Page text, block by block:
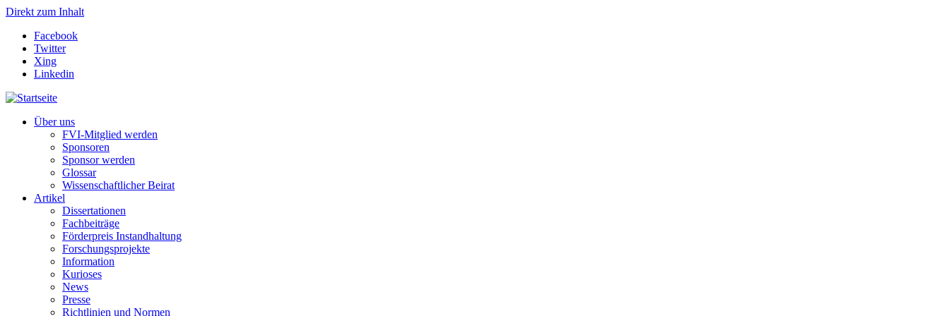
Direkt zum Inhalt
Facebook
Twitter
Xing
Linkedin
Über uns
FVI-Mitglied werden
Sponsoren
Sponsor werden
Glossar
Wissenschaftlicher Beirat
Artikel
Dissertationen
Fachbeiträge
Förderpreis Instandhaltung
Forschungsprojekte
Information
Kurioses
News
Presse
Richtlinien und Normen